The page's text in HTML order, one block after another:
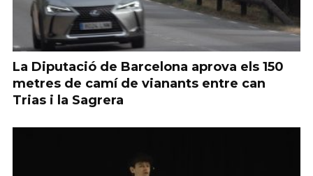
La Diputació de Barcelona aprova els 150
metres de camí de vianants entre can
Trias i la Sagrera